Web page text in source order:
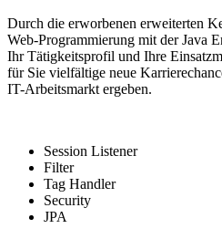
Durch die erworbenen erweiterten
Web-Programmierung mit der Java
Ihr Tätigkeitsprofil und Ihre
für Sie vielfältige neue
IT-Arbeitsmarkt ergeben.
Session Listener
Filter
Tag Handler
Security
JPA